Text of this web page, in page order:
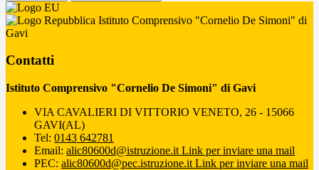
Istituto Comprensivo "Cornelio De Simoni" di
Gavi
Contatti
Istituto Comprensivo "Cornelio De Simoni" di Gavi
VIA CAVALIERI DI VITTORIO VENETO, 26 - 15066
GAVI(AL)
Tel: 0143 642781
Email: alic80600d@istruzione.it Link per inviare una mail
PEC: alic80600d@pec.istruzione.it Link per inviare una mail